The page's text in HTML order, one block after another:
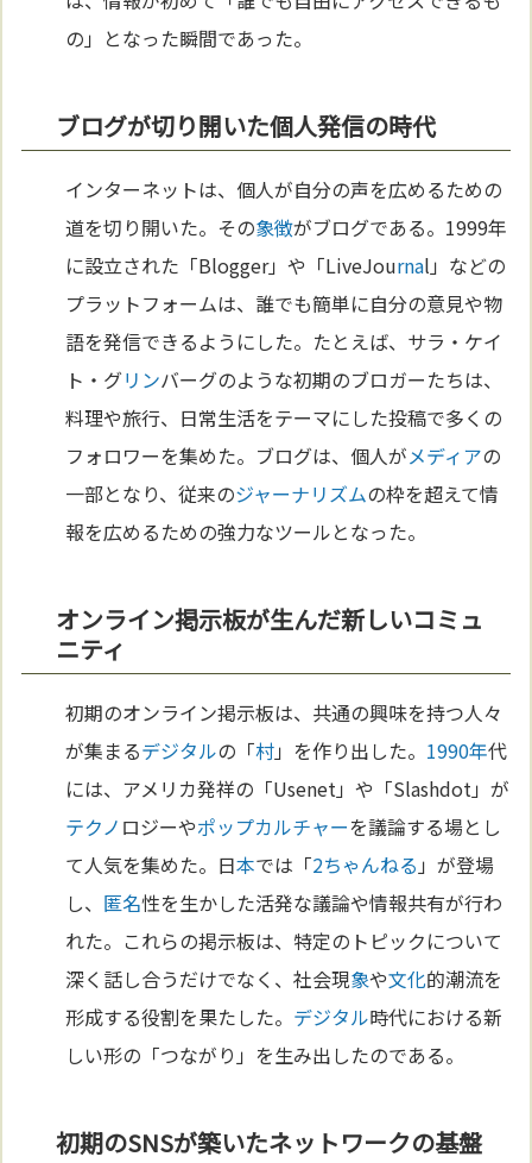
の」となった瞬間であった。
ブログが切り開いた個人発信の時代
インターネットは、個人が自分の声を広めるための
道を切り開いた。その象徴がブログである。1999年
に設立された「Blogger」や「LiveJournal」などの
プラットフォームは、誰でも簡単に自分の意見や物
語を発信できるようにした。たとえば、サラ・ケイ
ト・グリンバーグのような初期のブロガーたちは、
料理や旅行、日常生活をテーマにした投稿で多くの
フォロワーを集めた。ブログは、個人がメディアの
一部となり、従来のジャーナリズムの枠を超えて情
報を広めるための強力なツールとなった。
オンライン掲示板が生んだ新しいコミュ
ニティ
初期のオンライン掲示板は、共通の興味を持つ人々
が集まるデジタルの「村」を作り出した。 1990年代
には、アメリカ発祥の「Usenet」や「Slashdot」が
テクノ ロジーやポップカルチャーを議論する場とし
て人気を集めた。日本では「2ちゃんねる 」が登場
し、 匿名性を生かした活発な議論や情報共有が行わ
れた。これらの掲示板は、特定のトピックについて
深く話し合うだけでなく、社会現象や文化的潮流を
形成する役割を果たした。 デジタル時代における新
しい形の「つながり」を生み出したのである。
初期のSNSが築いたネットワークの基盤